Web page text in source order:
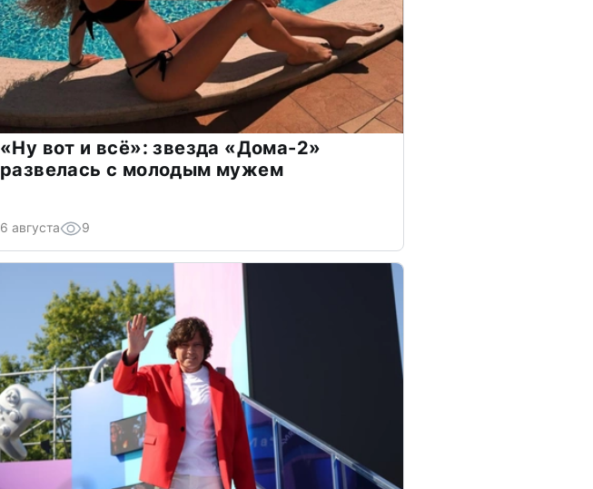
«Ну вот и всё»: звезда «Дома-2»
развелась с молодым мужем
6 августа 9